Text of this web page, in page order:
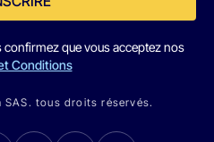
que vous acceptez nos
Conditions
tous droits réservés.